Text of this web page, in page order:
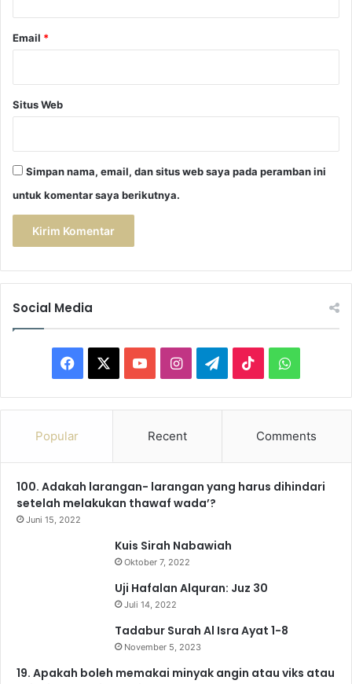
Email *
Situs Web
Simpan nama, email, dan situs web saya pada peramban ini
untuk komentar saya berikutnya.
Social Media
a
b
o
o
u
e
I
n
a
r
a
e
g
a
m
i
o
W
h
s
Popular Recent Comments
100. Adakah larangan- larangan yang harus dihindari
setelah melakukan thawaf wada’?
Juni 15, 2022
Kuis Sirah Nabawiah
Oktober 7, 2022
Uji Hafalan Alquran: Juz 30
Juli 14, 2022
Tadabur Surah Al Isra Ayat 1-8
November 5, 2023
19. Apakah boleh memakai minyak angin atau viks atau